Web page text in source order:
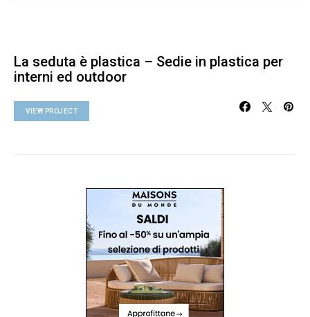
La seduta è plastica – Sedie in plastica per
interni ed outdoor
VIEW PROJECT